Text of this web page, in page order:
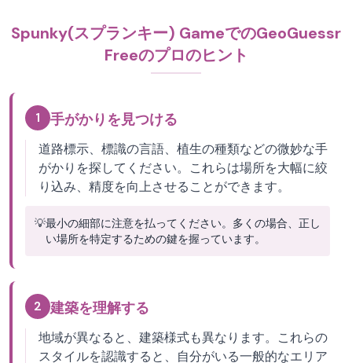
Spunky(スプランキー) GameでのGeoGuessr
Freeのプロのヒント
1 手がかりを見つける
道路標示、標識の言語、植生の種類などの微妙な手
がかりを探してください。これらは場所を大幅に絞
り込み、精度を向上させることができます。
💡最小の細部に注意を払ってください。多くの場合、正し
い場所を特定するための鍵を握っています。
2 建築を理解する
地域が異なると、建築様式も異なります。これらの
スタイルを認識すると、自分がいる一般的なエリア